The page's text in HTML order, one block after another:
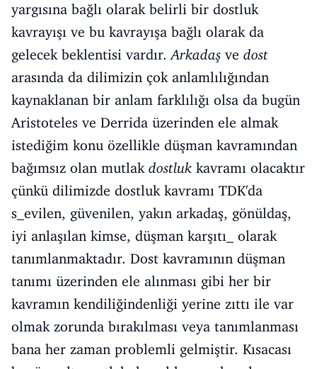
yargısına bağlı olarak belirli bir dostluk
kavrayışı ve bu kavrayışa bağlı olarak da
gelecek beklentisi vardır.Arkadaş ve dost
arasında da dilimizin çok anlamlılığından
kaynaklanan bir anlam farklılığı olsa da bugün
Aristoteles ve Derrida üzerinden ele almak
istediğim konu özellikle düşman kavramından
bağımsız olan mutlak dostluk kavramı olacaktır
çünkü dilimizde dostluk kavramı TDK'da
s_evilen, güvenilen, yakın arkadaş, gönüldaş,
iyi anlaşılan kimse, düşman karşıtı_ olarak
tanımlanmaktadır. Dost kavramının düşman
tanımı üzerinden ele alınması gibi her bir
kavramın kendiliğindenliği yerine zıttı ile var
olmak zorunda bırakılması veya tanımlanması
bana her zaman problemli gelmiştir. Kısacası